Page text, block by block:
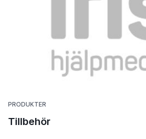
PRODUKTER
Tillbehör